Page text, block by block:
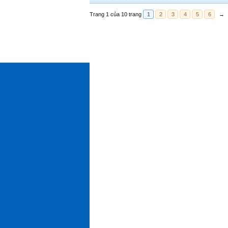
Trang 1 của 10 trang 1 2 3 4 5 6 →